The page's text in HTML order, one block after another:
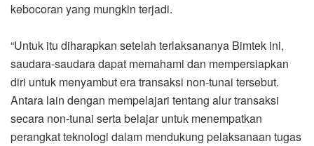
kebocoran yang mungkin terjadi.
“Untuk itu diharapkan setelah terlaksananya Bimtek ini,
saudara-saudara dapat memahami dan mempersiapkan
diri untuk menyambut era transaksi non-tunai tersebut.
Antara lain dengan mempelajari tentang alur transaksi
secara non-tunai serta belajar untuk menempatkan
perangkat teknologi dalam mendukung pelaksanaan tugas